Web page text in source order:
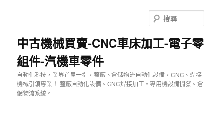
中古機械買賣-CNC車床加工-電子零
組件-汽機車零件
自動化科技，業界首屈一指，整廠、倉儲物流自動化設備，CNC、焊接
機械引領專業！ 整廠自動化設備。CNC焊接加工。專用機設備開發。倉
儲物流系統。
尋